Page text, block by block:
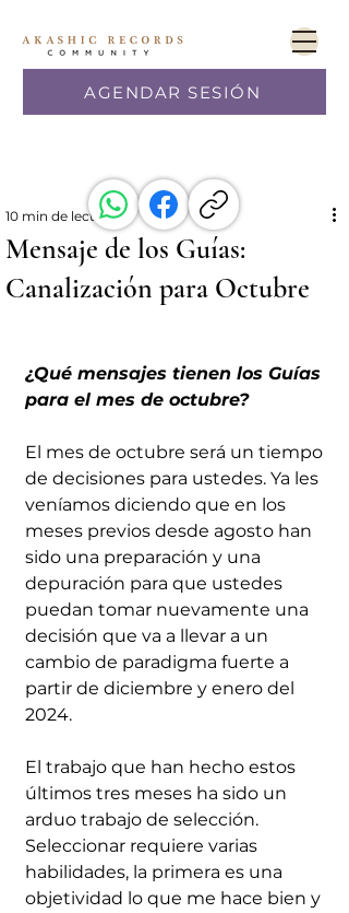
AGENDAR SESIÓN
Mensaje de los Guías:
Canalización para Octubre
10 min de lectura
¿Qué mensajes tienen los Guías
para el mes de octubre?
El mes de octubre será un tiempo
de decisiones para ustedes. Ya les
veníamos diciendo que en los
meses previos desde agosto han
sido una preparación y una
depuración para que ustedes
puedan tomar nuevamente una
decisión que va a llevar a un
cambio de paradigma fuerte a
partir de diciembre y enero del
2024.
El trabajo que han hecho estos
últimos tres meses ha sido un
arduo trabajo de selección.
Seleccionar requiere varias
habilidades, la primera es una
objetividad lo que me hace bien y